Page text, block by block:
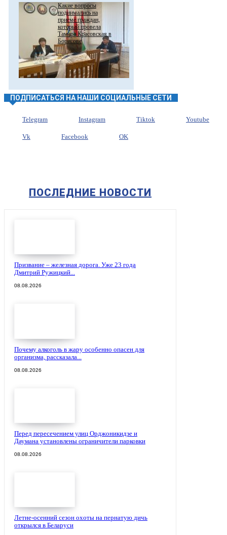
Какие вопросы
поднимались на
приеме граждан,
который провела
Тамара Красовская в
Борисове
ПОДПИСАТЬСЯ НА НАШИ СОЦИАЛЬНЫЕ СЕТИ
Telegram Instagram Tiktok Youtube
Vk Facebook OK
ПОСЛЕДНИЕ НОВОСТИ
Призвание – железная дорога. Уже 23 года
Дмитрий Ружицкий...
08.08.2026
Почему алкоголь в жару особенно опасен для
организма, рассказала...
08.08.2026
Перед пересечением улиц Орджоникидзе и
Даумана установлены ограничители парковки
08.08.2026
Летне-осенний сезон охоты на пернатую дичь
открылся в Беларуси